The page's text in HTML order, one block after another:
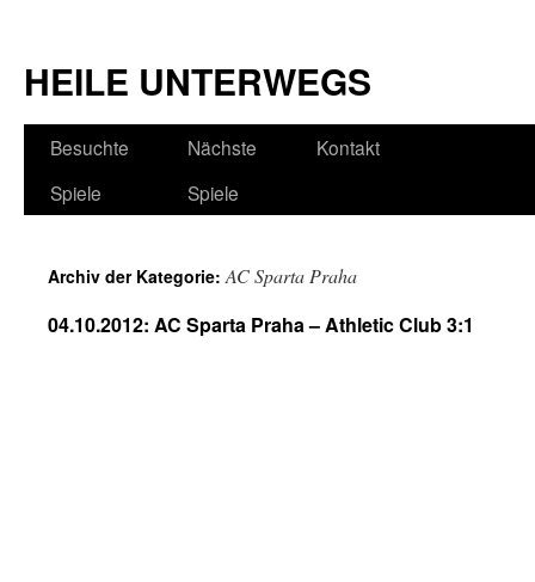
HEILE UNTERWEGS
Besuchte
Spiele
Nächste
Spiele
Kontakt
Archiv der Kategorie:AC Sparta Praha
04.10.2012: AC Sparta Praha – Athletic Club 3:1